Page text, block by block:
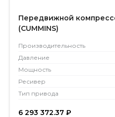
Передвижной
(CUMMINS)
Производитель­ность
Давление
Мощность
Ресивер
Тип привода
6 293 372.37 ₽